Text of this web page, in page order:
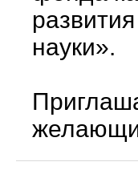
науки».